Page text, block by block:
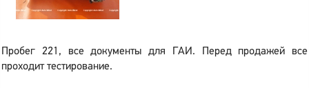
Пробег 221, все документы для ГАИ. Перед продажей все
проходит тестирование.